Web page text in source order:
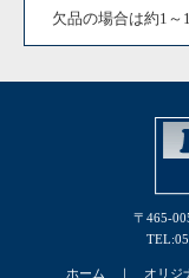
欠品の場合は約1～
〒465-
ホーム ｜ オリジ